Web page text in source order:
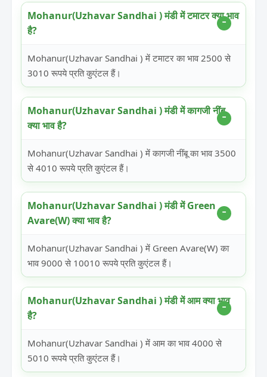
Mohanur(Uzhavar Sandhai ) मंडी में टमाटर क्या भाव
है?
Mohanur(Uzhavar Sandhai ) में टमाटर का भाव 2500 से
3010 रूपये प्रति कुएंटल हैं।
Mohanur(Uzhavar Sandhai ) मंडी में कागजी नींबू
क्या भाव है?
Mohanur(Uzhavar Sandhai ) में कागजी नींबू का भाव 3500
से 4010 रूपये प्रति कुएंटल हैं।
Mohanur(Uzhavar Sandhai ) मंडी में Green
Avare(W) क्या भाव है?
Mohanur(Uzhavar Sandhai ) में Green Avare(W) का
भाव 9000 से 10010 रूपये प्रति कुएंटल हैं।
Mohanur(Uzhavar Sandhai ) मंडी में आम क्या भाव
है?
Mohanur(Uzhavar Sandhai ) में आम का भाव 4000 से
5010 रूपये प्रति कुएंटल हैं।